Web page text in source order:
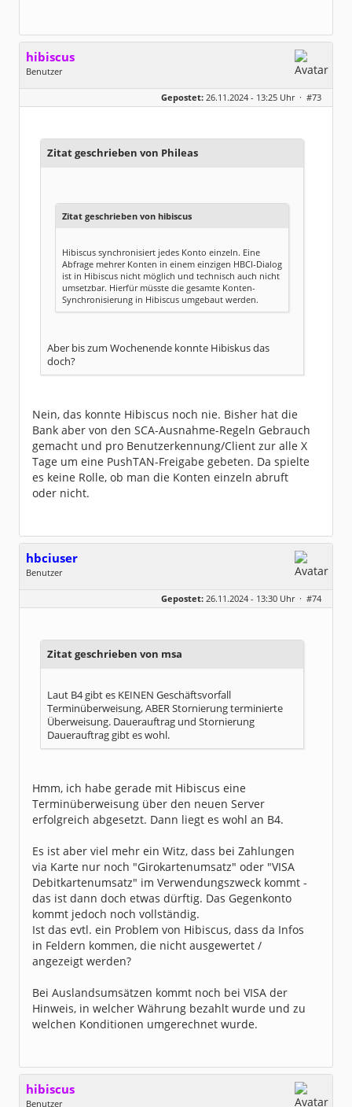
hibiscus
Benutzer
Geschlecht:
keine Angabe
Homepage:
willuhn.de/
Gepostet: 26.11.2024 - 13:25 Uhr · #73
Zitat geschrieben von Phileas
Zitat geschrieben von hibiscus
Hibiscus synchronisiert jedes Konto einzeln. Eine
Abfrage mehrer Konten in einem einzigen HBCI-Dialog
ist in Hibiscus nicht möglich und technisch auch nicht
umsetzbar. Hierfür müsste die gesamte Konten-
Synchronisierung in Hibiscus umgebaut werden.
Aber bis zum Wochenende konnte Hibiskus das
doch?
Nein, das konnte Hibiscus noch nie. Bisher hat die
Bank aber von den SCA-Ausnahme-Regeln Gebrauch
gemacht und pro Benutzerkennung/Client zur alle X
Tage um eine PushTAN-Freigabe gebeten. Da spielte
es keine Rolle, ob man die Konten einzeln abruft
oder nicht.
hbciuser
Benutzer
Dabei seit:
10 / 2017
Gepostet: 26.11.2024 - 13:30 Uhr · #74
Zitat geschrieben von msa
Laut B4 gibt es KEINEN Geschäftsvorfall
Terminüberweisung, ABER Stornierung terminierte
Überweisung. Dauerauftrag und Stornierung
Dauerauftrag gibt es wohl.
Hmm, ich habe gerade mit Hibiscus eine
Terminüberweisung über den neuen Server
erfolgreich abgesetzt. Dann liegt es wohl an B4.
Es ist aber viel mehr ein Witz, dass bei Zahlungen
via Karte nur noch "Girokartenumsatz" oder "VISA
Debitkartenumsatz" im Verwendungszweck kommt -
das ist dann doch etwas dürftig. Das Gegenkonto
kommt jedoch noch vollständig.
Ist das evtl. ein Problem von Hibiscus, dass da Infos
in Feldern kommen, die nicht ausgewertet /
angezeigt werden?
Bei Auslandsumsätzen kommt noch bei VISA der
Hinweis, in welcher Währung bezahlt wurde und zu
welchen Konditionen umgerechnet wurde.
hibiscus
Benutzer